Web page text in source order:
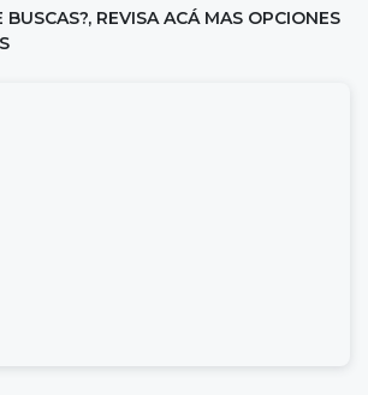
REVISA ACÁ MAS OPCIONES